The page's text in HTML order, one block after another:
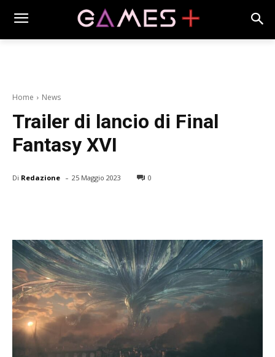
Home News
Trailer di lancio di Final
Fantasy XVI
Di Redazione - 25 Maggio 2023 0